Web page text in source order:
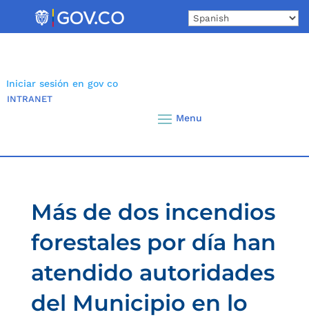
Iniciar sesión en gov co
INTRANET
Más de dos incendios
forestales por día han
atendido autoridades
del Municipio en lo